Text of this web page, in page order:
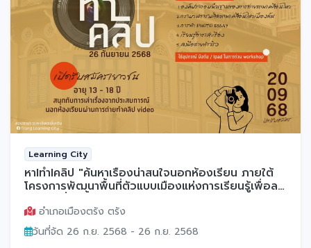
Learning City
หาIทำIคลิป "ค้นหาเรื่องน่าสนใจนอกห้องเรียน ภายใต้
โครงการพัฒนาพื้นที่ตัวแบบเมืองแห่งการเรียนรู้เพื่อลด
อำเภอเมืองตรัง ตรัง
วันที่จัด 26 ก.ย. 2568 - 26 ก.ย. 2568